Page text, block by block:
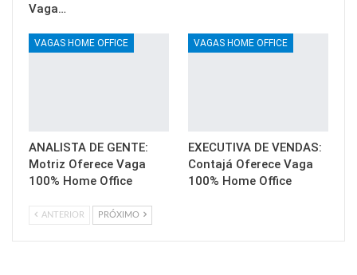
Vaga…
VAGAS HOME OFFICE
ANALISTA DE GENTE:
Motriz Oferece Vaga
100% Home Office
VAGAS HOME OFFICE
EXECUTIVA DE VENDAS:
Contajá Oferece Vaga
100% Home Office
ANTERIOR PRÓXIMO